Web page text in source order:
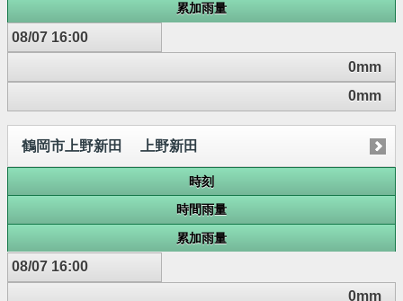
累加雨量
08/07 16:00
0mm
0mm
鶴岡市上野新田 上野新田
時刻
時間雨量
累加雨量
08/07 16:00
0mm